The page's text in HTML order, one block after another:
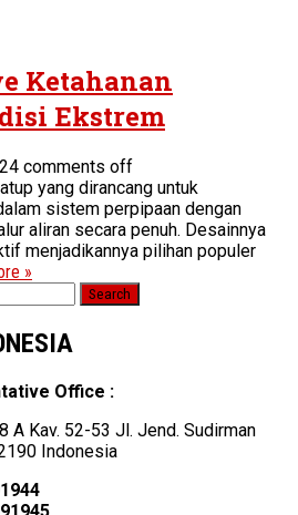
Ketahanan
Ekstrem
comments off
yang dirancang untuk
sistem perpipaan dengan
aliran secara penuh. Desainnya
menjadikannya pilihan populer
»
Office :
A Kav. 52-53 Jl. Jend. Sudirman
Indonesia